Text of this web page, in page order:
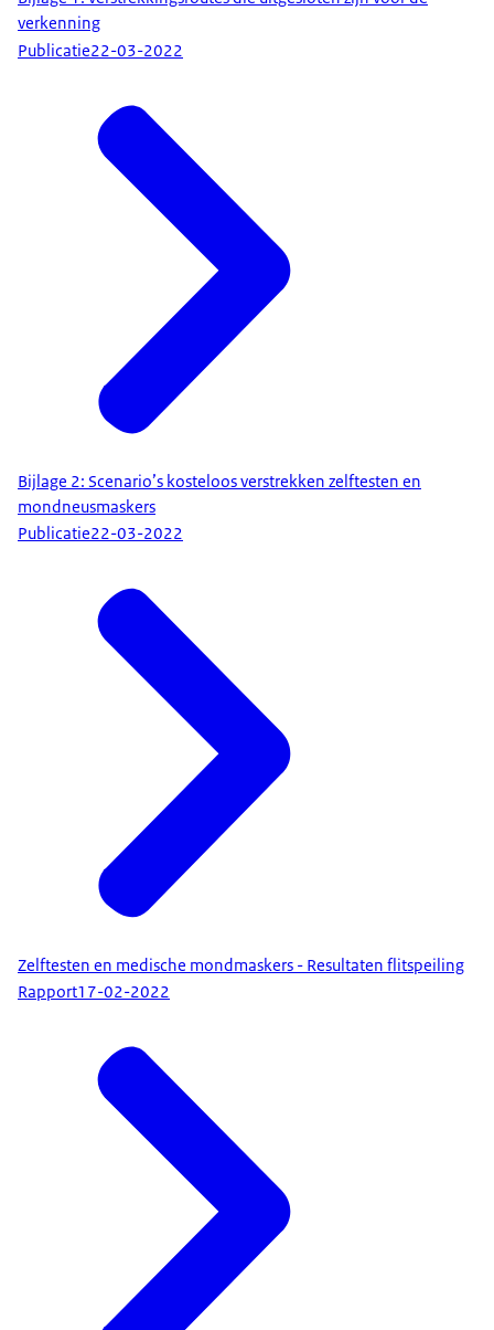
verkenning
Publicatie22-03-2022
Bijlage 2: Scenario’s kosteloos verstrekken zelftesten en
mondneusmaskers
Publicatie22-03-2022
Zelftesten en medische mondmaskers - Resultaten flitspeiling
Rapport17-02-2022